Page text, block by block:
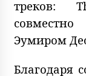
треков:
Эумиром
Благодаря